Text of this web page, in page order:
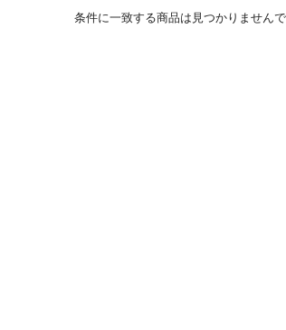
条件に一致する商品は見つかりませんで